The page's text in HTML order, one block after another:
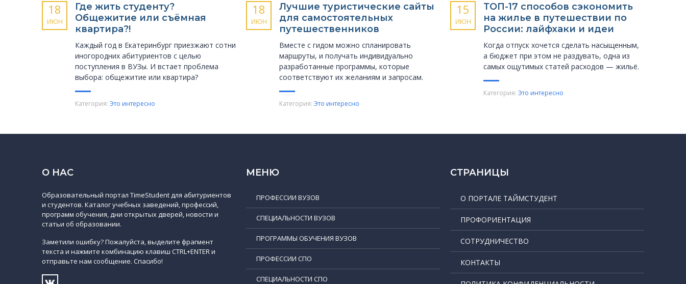
18
ИЮН
Где жить студенту?
Общежитие или съёмная
квартира?!
Каждый год в Екатеринбург приезжают сотни
иногородних абитуриентов с целью
поступления в ВУЗы. И встает проблема
выбора: общежитие или квартира?
Категория: Это интересно
18
ИЮН
Лучшие туристические сайты
для самостоятельных
путешественников
Вместе с гидом можно спланировать
маршруты, и получать индивидуально
разработанные программы, которые
соответствуют их желаниям и запросам.
Категория: Это интересно
15
ИЮН
ТОП-17 способов сэкономить
на жилье в путешествии по
России: лайфхаки и идеи
Когда отпуск хочется сделать насыщенным,
а бюджет при этом не раздувать, одна из
самых ощутимых статей расходов — жильё.
Категория: Это интересно
О НАС
Образовательный портал TimeStudent для абитуриентов
и студентов. Каталог учебных заведений, профессий,
программ обучения, дни открытых дверей, новости и
статьи об образовании.
Заметили ошибку? Пожалуйста, выделите фрагмент
текста и нажмите комбинацию клавиш CTRL+ENTER и
отправьте нам сообщение. Спасибо!
МЕНЮ
ПРОФЕССИИ ВУЗОВ
СПЕЦИАЛЬНОСТИ ВУЗОВ
ПРОГРАММЫ ОБУЧЕНИЯ ВУЗОВ
ПРОФЕССИИ СПО
СПЕЦИАЛЬНОСТИ СПО
СТРАНИЦЫ
О ПОРТАЛЕ ТАЙМСТУДЕНТ
ПРОФОРИЕНТАЦИЯ
СОТРУДНИЧЕСТВО
КОНТАКТЫ